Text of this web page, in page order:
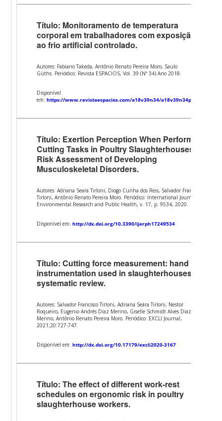
Título: Monitoramento de temperatura
corporal em trabalhadores com exposição
ao frio artificial controlado.
Autores: Fabiano Takeda, Antônio Renato Pereira Moro, Saulo
Güths. Periódico: Revista ESPACIOS, Vol. 39 (Nº 34) Ano 2018.
Disponível
em:https://www.revistaespacios.com/a18v39n34/a18v39n34p15.pdf
Título: Exertion Perception When Performing
Cutting Tasks in Poultry Slaughterhouses:
Risk Assessment of Developing
Musculoskeletal Disorders.
Autores: Adriana Seara Tirloni, Diogo Cunha dos Reis, Salvador Francisco
Tirloni, Antônio Renato Pereira Moro. Periódico: International Journal of
Environmental Research and Public Health, v. 17, p. 9534, 2020.
Disponível em:http://dx.doi.org/10.3390/ijerph17249534
Título: Cutting force measurement: hand tool
instrumentation used in slaughterhouses – a
systematic review.
Autores: Salvador Francisco Tirloni, Adriana Seára Tirloni, Nestor
Roqueiro, Eugenio Andrés Díaz Merino, Giselle Schmidt Alves Díaz
Merino, Antônio Renato Pereira Moro. Periódico: EXCLI Journal,
2021;20:727-747.
Disponível em:http://dx.doi.org/10.17179/excli2020-3167
Título: The effect of different work-rest
schedules on ergonomic risk in poultry
slaughterhouse workers.